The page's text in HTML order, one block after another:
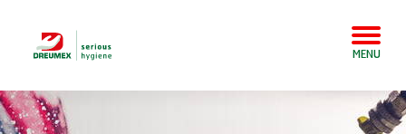
MENU